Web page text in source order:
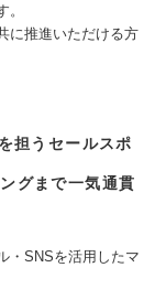
に推進いただける方
担うセールスポ
グまで一気通貫
・SNSを活用したマ